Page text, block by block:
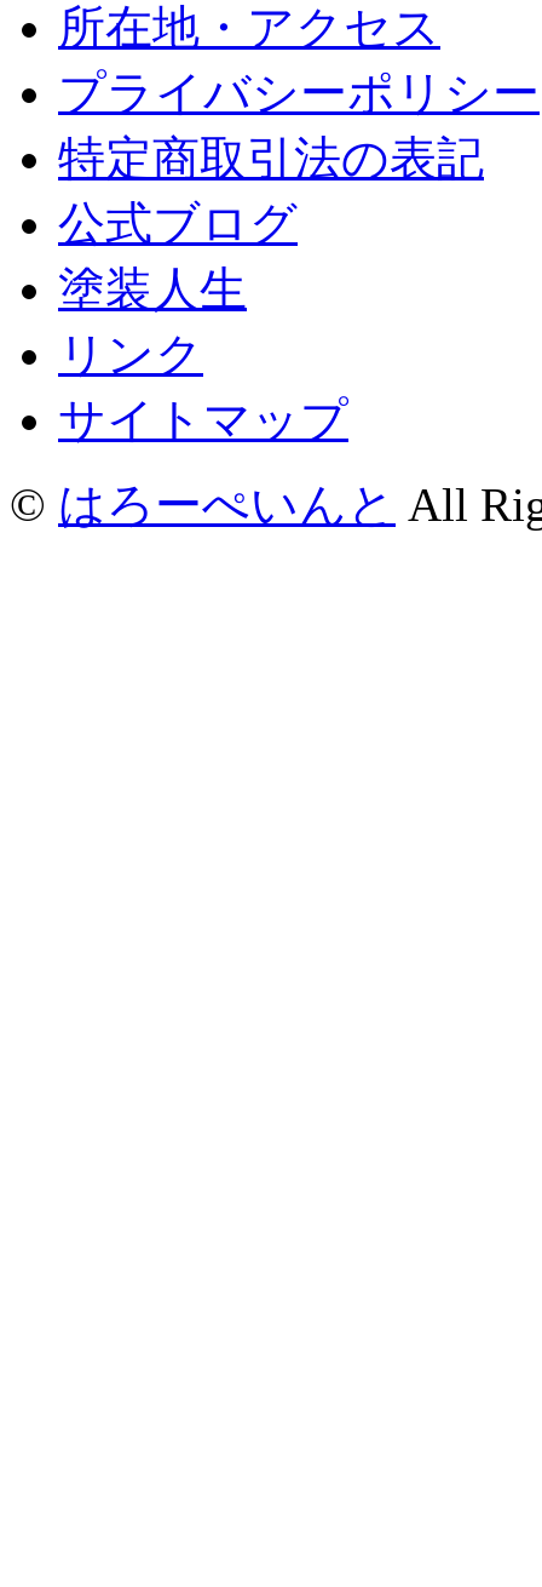
所在地・アクセス
プライバシーポリシー
特定商取引法の表記
公式ブログ
塗装人生
リンク
サイトマップ
© はろーぺいんと All